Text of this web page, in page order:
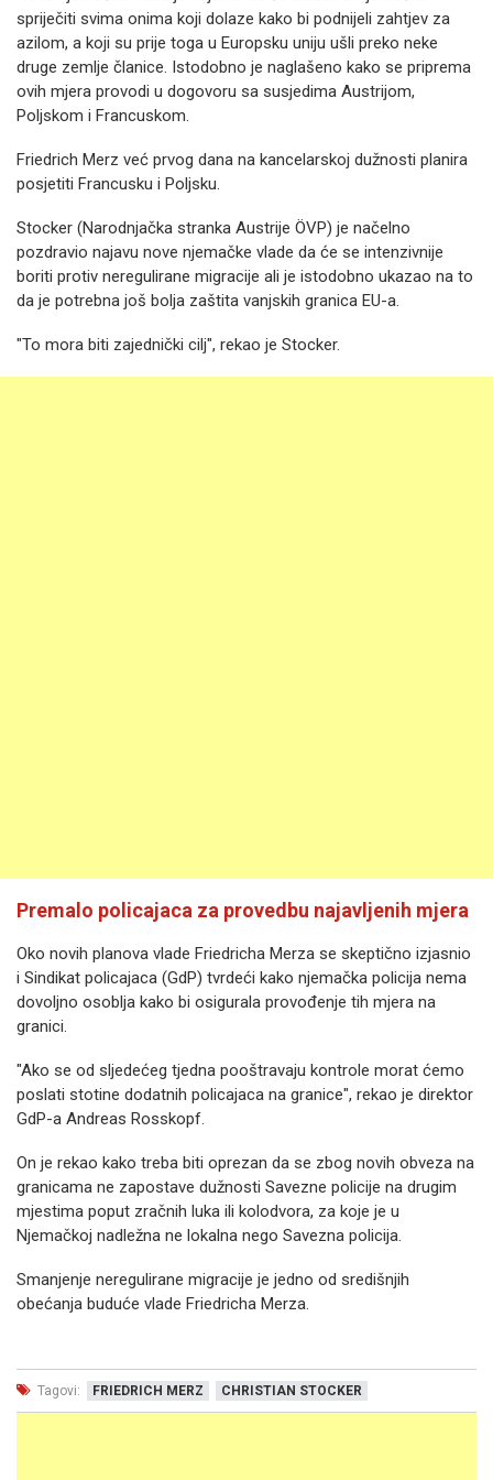
spriječiti svima onima koji dolaze kako bi podnijeli zahtjev za
azilom, a koji su prije toga u Europsku uniju ušli preko neke
druge zemlje članice. Istodobno je naglašeno kako se priprema
ovih mjera provodi u dogovoru sa susjedima Austrijom,
Poljskom i Francuskom.
Friedrich Merz već prvog dana na kancelarskoj dužnosti planira
posjetiti Francusku i Poljsku.
Stocker (Narodnjačka stranka Austrije ÖVP) je načelno
pozdravio najavu nove njemačke vlade da će se intenzivnije
boriti protiv neregulirane migracije ali je istodobno ukazao na to
da je potrebna još bolja zaštita vanjskih granica EU-a.
"To mora biti zajednički cilj", rekao je Stocker.
Premalo policajaca za provedbu najavljenih mjera
Oko novih planova vlade Friedricha Merza se skeptično izjasnio
i Sindikat policajaca (GdP) tvrdeći kako njemačka policija nema
dovoljno osoblja kako bi osigurala provođenje tih mjera na
granici.
"Ako se od sljedećeg tjedna pooštravaju kontrole morat ćemo
poslati stotine dodatnih policajaca na granice", rekao je direktor
GdP-a Andreas Rosskopf.
On je rekao kako treba biti oprezan da se zbog novih obveza na
granicama ne zapostave dužnosti Savezne policije na drugim
mjestima poput zračnih luka ili kolodvora, za koje je u
Njemačkoj nadležna ne lokalna nego Savezna policija.
Smanjenje neregulirane migracije je jedno od središnjih
obećanja buduće vlade Friedricha Merza.
Tagovi: FRIEDRICH MERZ CHRISTIAN STOCKER